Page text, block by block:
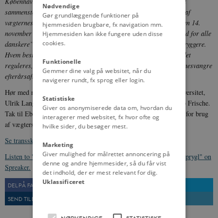
sammenstød mellem byens befolkning og byens vægterkorps. En af
vægternes hovedopgaver var at holde ro og orden i nattelivet. Den 14.
november 2021 fremlagde den danske regering sit udspil ”tryghed for alle
danskere”, som ved 12 konkrete tiltag bl.a. skal gøre nattelivet tryggere.
Hvem besidder retten til at regulere nattelivet, kan det overhovedet
reguleres, og hvad skete der, da vægterne forsøgte sig den skæbnesvangre
efterårsaften i 1781?
Hør med når professor ved SAXO-instituttet på Københavns Universitet,
Ulrik Langen, fortæller historien om Vægterkorpset. Vært: Jacob Frische.
Tak til Ebeltofts Vægterlaug og Bjørn Helmer fra Ebeltoftnet.dk for brug
af vægtersangen.
Se transskription af episoden her.
Listen to "E4. Tryghed i nattelivet med morgenstjerner og stokkeprygl" on
Spreaker.
DEL PÅ FACEBOOK
SEND TIL EN VEN
Nødvendige
Gør grundlæggende funktioner på
hjemmesiden brugbare, fx navigation mm.
Hjemmesiden kan ikke fungere uden disse
cookies.
Funktionelle
Gemmer dine valg på websitet, når du
navigerer rundt, fx sprog eller login.
Statistiske
Giver os anonymiserede data om, hvordan du
interagerer med websitet, fx hvor ofte og
hvilke sider, du besøger mest.
Marketing
Giver mulighed for målrettet annoncering på
denne og andre hjemmesider, så du får vist
det indhold, der er mest relevant for dig.
Uklassificeret